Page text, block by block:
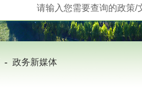
- 政务新媒体